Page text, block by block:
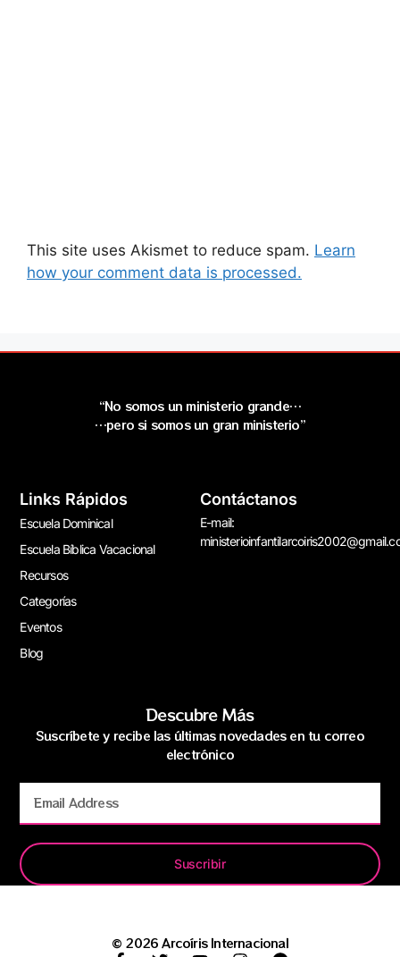
This site uses Akismet to reduce spam. Learn
how your comment data is processed.
“No somos un ministerio grande…
…pero si somos un gran ministerio”
Links Rápidos
Escuela Dominical
Escuela Bíblica Vacacional
Recursos
Categorías
Eventos
Blog
Contáctanos
E-mail:
Descubre Más
Suscríbete y recibe las últimas novedades en tu correo
electrónico
Suscribir
© 2026 Arcoíris Internacional